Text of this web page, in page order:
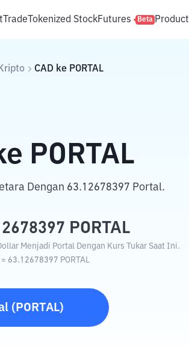
TradeTokenized StockFutures Beta Product
CAD ke PORTAL
PORTAL
Dengan 63.12678397 Portal.
PORTAL
Menjadi Portal Dengan Kurs Tukar Saat Ini.
= 63.12678397 PORTAL
( PORTAL)